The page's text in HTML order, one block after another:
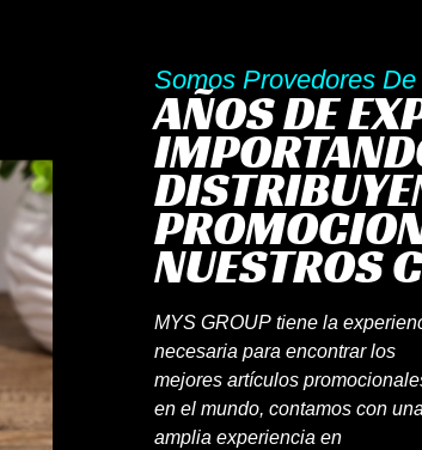
Somos Provedores
AÑOS DE
NUESTROS
MYS GROUP tiene la
necesaria para encontrar los
mejores artículos
en el mundo, contamos con
amplia experiencia en